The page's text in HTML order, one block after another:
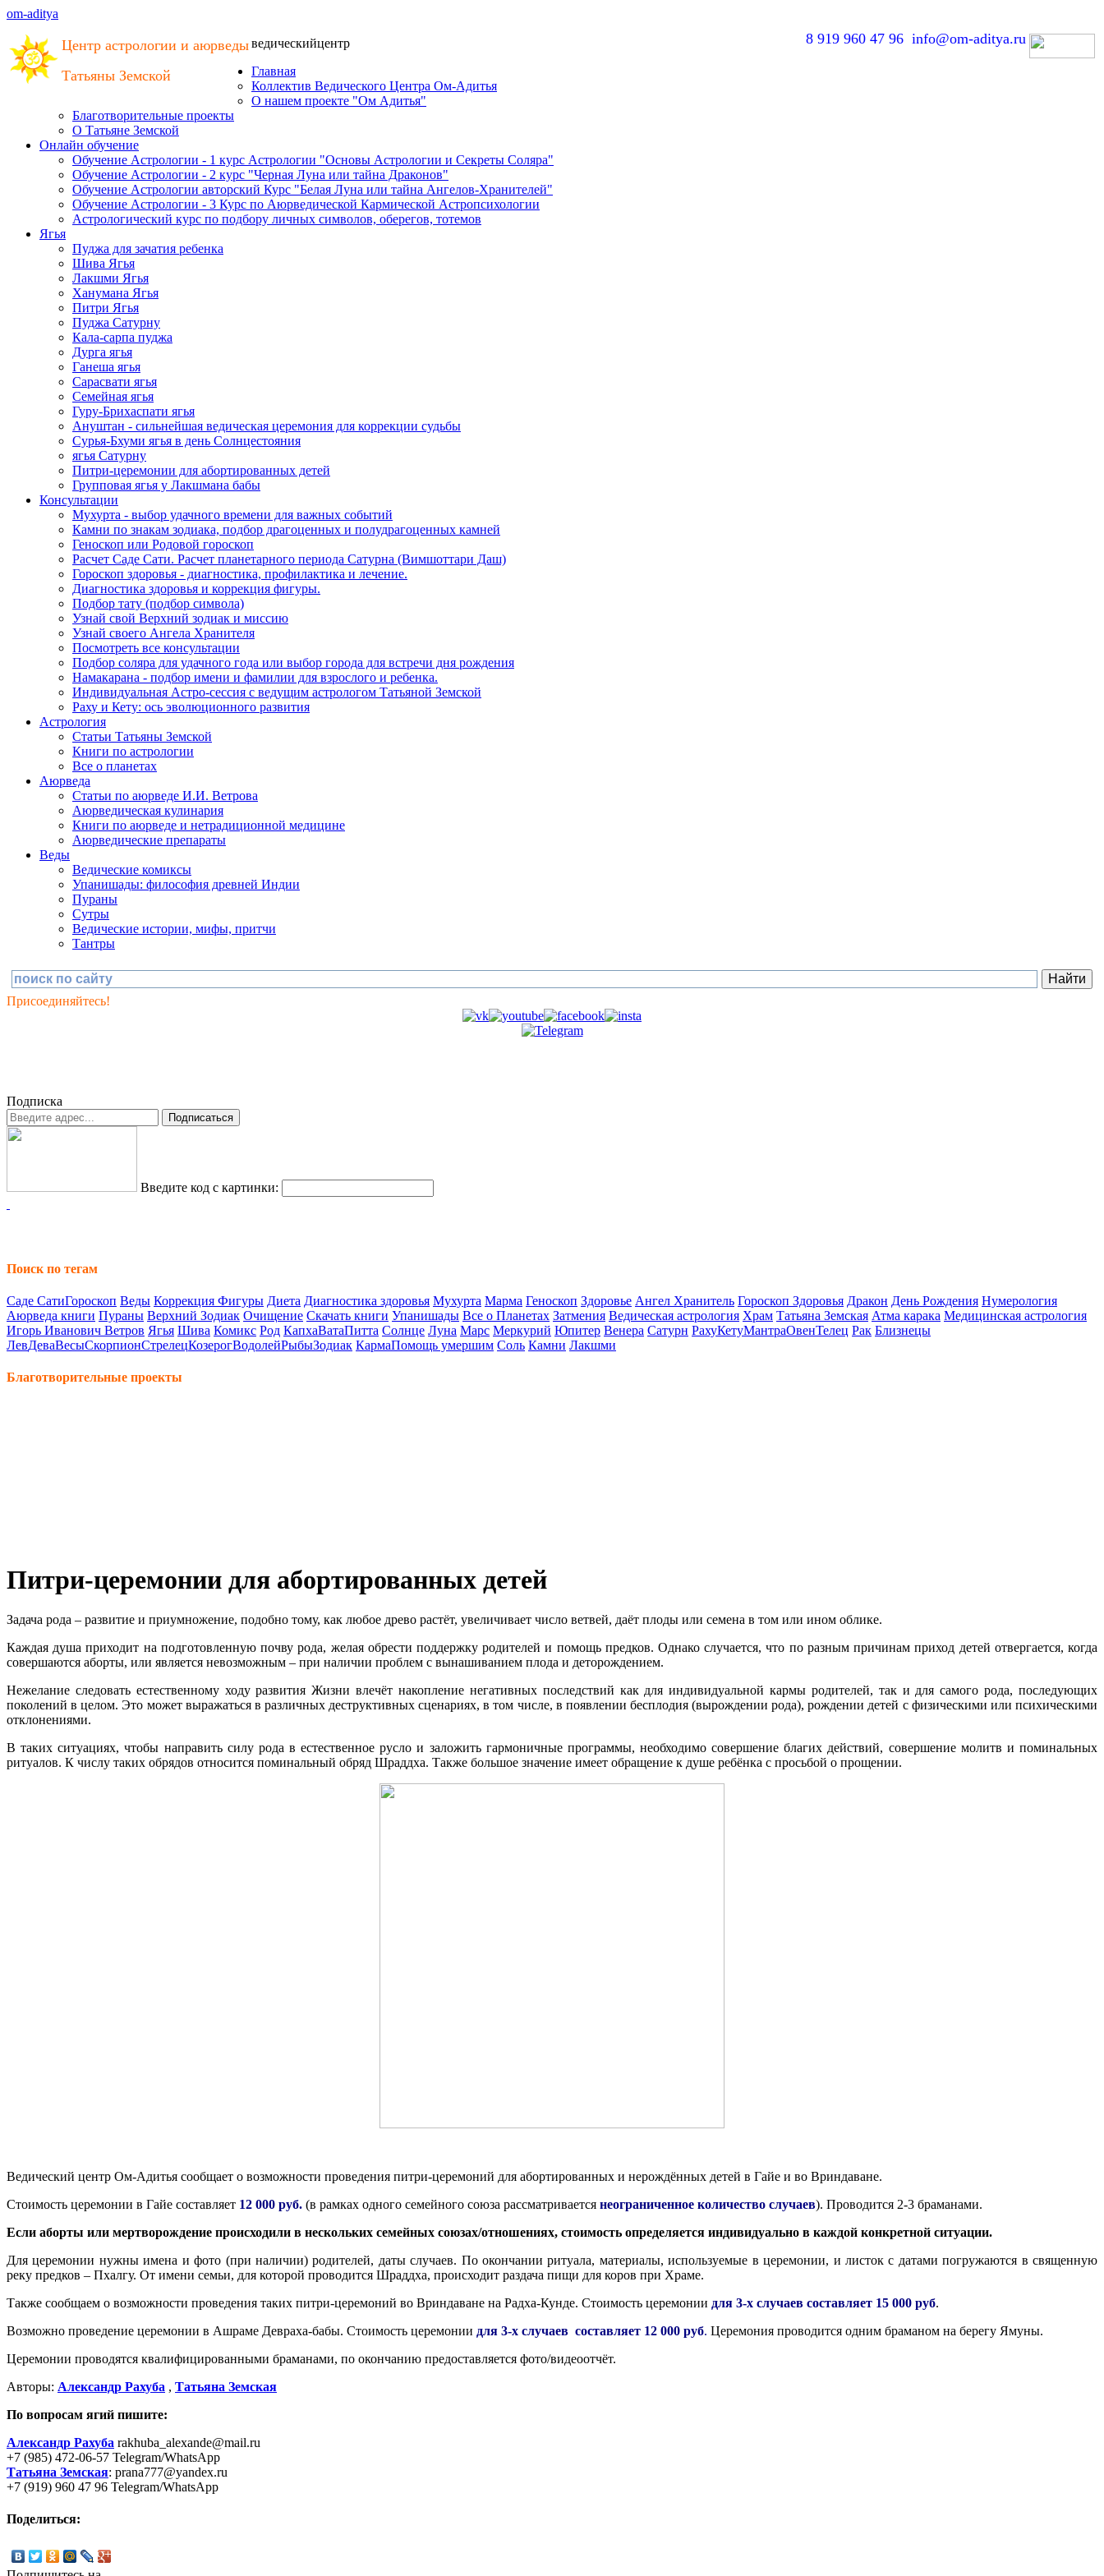
om-aditya
Центр астрологии и аюрведы
Татьяны Земской
8 919 960 47 96 info@om-aditya.ru
ведическийцентр
Главная
Коллектив Ведического Центра Ом-Адитья
О нашем проекте "Ом Адитья"
Благотворительные проекты
О Татьяне Земской
Онлайн обучение
Обучение Астрологии - 1 курс Астрологии "Основы Астрологии и Секреты Соляра"
Обучение Астрологии - 2 курс "Черная Луна или тайна Драконов"
Обучение Астрологии авторский Курс "Белая Луна или тайна Ангелов-Хранителей"
Обучение Астрологии - 3 Курс по Аюрведической Кармической Астропсихологии
Астрологический курс по подбору личных символов, оберегов, тотемов
Ягья
Пуджа для зачатия ребенка
Шива Ягья
Лакшми Ягья
Ханумана Ягья
Питри Ягья
Пуджа Сатурну
Кала-сарпа пуджа
Дурга ягья
Ганеша ягья
Сарасвати ягья
Семейная ягья
Гуру-Брихаспати ягья
Ануштан - сильнейшая ведическая церемония для коррекции судьбы
Сурья-Бхуми ягья в день Солнцестояния
ягья Сатурну
Питри-церемонии для абортированных детей
Групповая ягья у Лакшмана бабы
Консультации
Мухурта - выбор удачного времени для важных событий
Камни по знакам зодиака, подбор драгоценных и полудрагоценных камней
Геноскоп или Родовой гороскоп
Расчет Саде Сати. Расчет планетарного периода Сатурна (Вимшоттари Даш)
Гороскоп здоровья - диагностика, профилактика и лечение.
Диагностика здоровья и коррекция фигуры.
Подбор тату (подбор символа)
Узнай свой Верхний зодиак и миссию
Узнай своего Ангела Хранителя
Посмотреть все консультации
Подбор соляра для удачного года или выбор города для встречи дня рождения
Намакарана - подбор имени и фамилии для взрослого и ребенка.
Индивидуальная Астро-сессия с ведущим астрологом Татьяной Земской
Раху и Кету: ось эволюционного развития
Астрология
Статьи Татьяны Земской
Книги по астрологии
Все о планетах
Аюрведа
Статьи по аюрведе И.И. Ветрова
Аюрведическая кулинария
Книги по аюрведе и нетрадиционной медицине
Аюрведические препараты
Веды
Ведические комиксы
Упанишады: философия древней Индии
Пураны
Сутры
Ведические истории, мифы, притчи
Тантры
Присоединяйтесь!
Подписка
Введите код с картинки:
Поиск по тегам
Саде СатиГороскоп Веды Коррекция Фигуры Диета Диагностика здоровья Мухурта Марма Геноскоп Здоровье Ангел Хранитель Гороскоп Здоровья Дракон День Рождения Нумерология
Аюрведа книги Пураны Верхний Зодиак Очищение Скачать книги Упанишады Все о Планетах Затмения Ведическая астрология Храм Татьяна Земская Атма карака Медицинская астрология
Игорь Иванович Ветров Ягья Шива Комикс Род КапхаВатаПитта Солнце Луна Марс Меркурий Юпитер Венера Сатурн РахуКетуМантраОвенТелец Рак Близнецы
ЛевДеваВесыСкорпионСтрелецКозерогВодолейРыбыЗодиак КармаПомощь умершим Соль Камни Лакшми
Благотворительные проекты
Питри-церемонии для абортированных детей
Задача рода – развитие и приумножение, подобно тому, как любое древо растёт, увеличивает число ветвей, даёт плоды или семена в том или ином облике.
Каждая душа приходит на подготовленную почву рода, желая обрести поддержку родителей и помощь предков. Однако случается, что по разным причинам приход детей отвергается, когда
совершаются аборты, или является невозможным – при наличии проблем с вынашиванием плода и деторождением.
Нежелание следовать естественному ходу развития Жизни влечёт накопление негативных последствий как для индивидуальной кармы родителей, так и для самого рода, последующих
поколений в целом. Это может выражаться в различных деструктивных сценариях, в том числе, в появлении бесплодия (вырождении рода), рождении детей с физическими или психическими
отклонениями.
В таких ситуациях, чтобы направить силу рода в естественное русло и заложить гармоничные программы, необходимо совершение благих действий, совершение молитв и поминальных
ритуалов. К числу таких обрядов относится поминальный обряд Шраддха. Также большое значение имеет обращение к душе ребёнка с просьбой о прощении.
Ведический центр Ом-Адитья сообщает о возможности проведения питри-церемоний для абортированных и нерождённых детей в Гайе и во Вриндаване.
Стоимость церемонии в Гайе составляет 12 000 руб. (в рамках одного семейного союза рассматривается неограниченное количество случаев). Проводится 2-3 браманами.
Если аборты или мертворождение происходили в нескольких семейных союзах/отношениях, стоимость определяется индивидуально в каждой конкретной ситуации.
Для церемонии нужны имена и фото (при наличии) родителей, даты случаев. По окончании ритуала, материалы, используемые в церемонии, и листок с датами погружаются в священную
реку предков – Пхалгу. От имени семьи, для которой проводится Шраддха, происходит раздача пищи для коров при Храме.
Также сообщаем о возможности проведения таких питри-церемоний во Вриндаване на Радха-Кунде. Стоимость церемонии для 3-х случаев составляет 15 000 руб.
Возможно проведение церемонии в Ашраме Девраха-бабы. Стоимость церемонии для 3-х случаев составляет 12 000 руб. Церемония проводится одним браманом на берегу Ямуны.
Церемонии проводятся квалифицированными браманами, по окончанию предоставляется фото/видеоотчёт.
Авторы: Александр Рахуба , Татьяна Земская
По вопросам ягий пишите:
Александр Рахуба rakhuba_alexande@mail.ru
+7 (985) 472-06-57 Telegram/WhatsApp
Татьяна Земская: prana777@yandex.ru
+7 (919) 960 47 96 Telegram/WhatsApp
Поделиться: